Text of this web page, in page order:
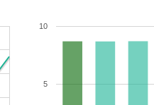
5
10